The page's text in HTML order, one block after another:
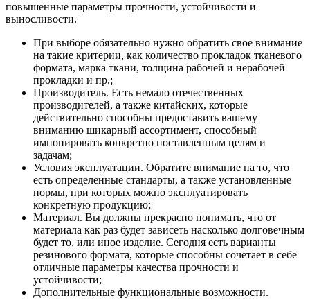
повышенные параметры прочности, устойчивости и
выносливости.
При выборе обязательно нужно обратить свое внимание
на такие критерии, как количество прокладок тканевого
формата, марка ткани, толщина рабочей и нерабочей
прокладки и пр.;
Производитель. Есть немало отечественных
производителей, а также китайских, которые
действительно способны предоставить вашему
вниманию шикарный ассортимент, способный
импонировать конкретно поставленным целям и
задачам;
Условия эксплуатации. Обратите внимание на то, что
есть определенные стандарты, а также установленные
нормы, при которых можно эксплуатировать
конкретную продукцию;
Материал. Вы должны прекрасно понимать, что от
материала как раз будет зависеть насколько долговечным
будет то, или иное изделие. Сегодня есть варианты
резинового формата, которые способны сочетает в себе
отличные параметры качества прочности и
устойчивости;
Дополнительные функциональные возможности.